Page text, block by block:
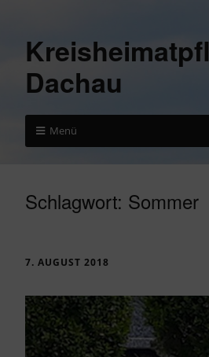
Dachau
Menü
Schlagwort: Sommer
7. AUGUST 2018